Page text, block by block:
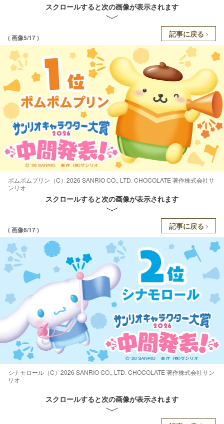
スクロールすると次の画像が表示されます
( 画像5/17 ) 記事に戻る
ポムポムプリン（C）2026 SANRIO CO., LTD. CHOCOLATE 著作株式会社サ
ンリオ
スクロールすると次の画像が表示されます
( 画像6/17 ) 記事に戻る
シナモロール（C）2026 SANRIO CO., LTD. CHOCOLATE 著作株式会社サン
リオ
スクロールすると次の画像が表示されます